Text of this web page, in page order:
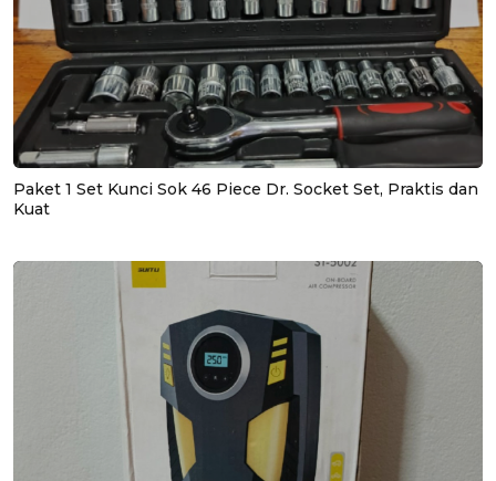
Paket 1 Set Kunci Sok 46 Piece Dr. Socket Set, Praktis dan
Kuat